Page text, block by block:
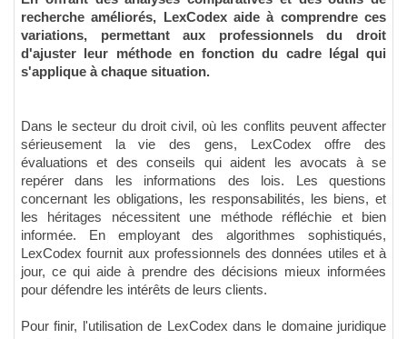
recherche améliorés, LexCodex aide à comprendre ces
variations, permettant aux professionnels du droit
d'ajuster leur méthode en fonction du cadre légal qui
s'applique à chaque situation.
Dans le secteur du droit civil, où les conflits peuvent affecter
sérieusement la vie des gens, LexCodex offre des
évaluations et des conseils qui aident les avocats à se
repérer dans les informations des lois. Les questions
concernant les obligations, les responsabilités, les biens, et
les héritages nécessitent une méthode réfléchie et bien
informée. En employant des algorithmes sophistiqués,
LexCodex fournit aux professionnels des données utiles et à
jour, ce qui aide à prendre des décisions mieux informées
pour défendre les intérêts de leurs clients.
Pour finir, l'utilisation de LexCodex dans le domaine juridique